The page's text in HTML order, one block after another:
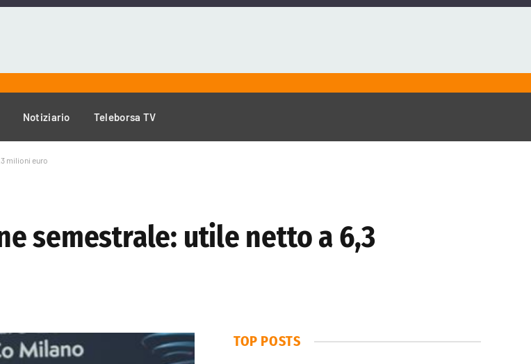
Notiziario Teleborsa TV
milioni euro
semestrale: utile netto a 6,3
TOP POSTS